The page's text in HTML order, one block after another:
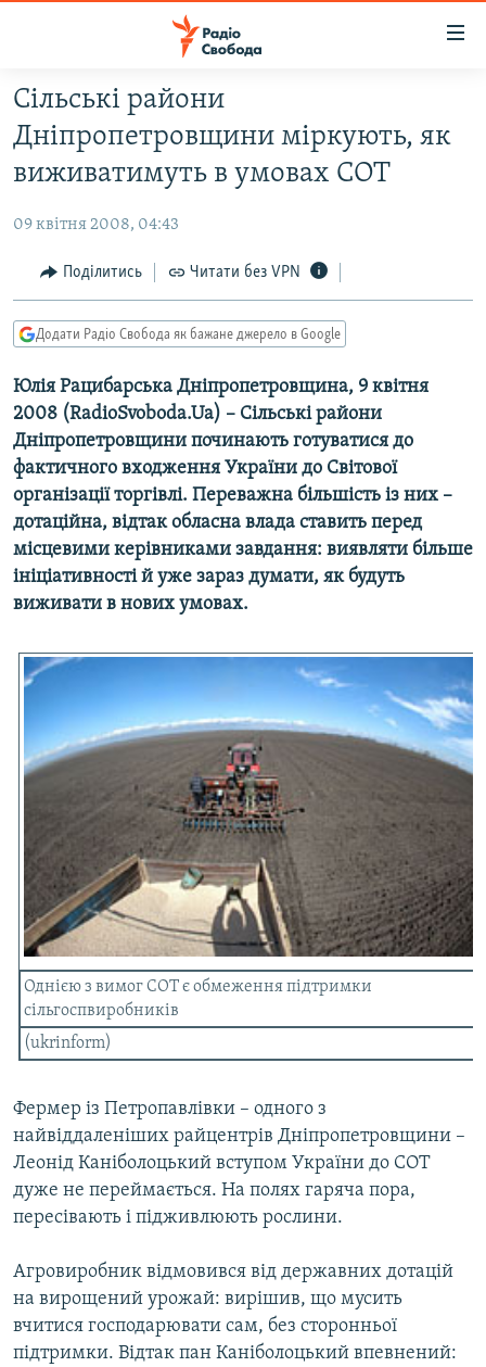
Перейти
до
основного
матеріалу
до
навігації
Перейти
до
РАДІО СВОБОДА – 70 РОКІВ
ВСЕ ЗА ДОБУ
ПОЛІТИКА
ЕКОНОМІКА
КУЛЬТУРА
СПОРТ
УКРАЇНА
СВІТ
ВІЙНА
РОСІЙСЬКА «ФІЛЬТРАЦІЯ»
КРИМ.РЕАЛІЇ
ТИ ЯК?
СХЕМИ
КИТАЙ.ВИКЛИКИ
МУЛЬТИМЕДІА
ФОТО
СПЕЦПРОЄКТИ
КРИМ РЕАЛІЇ
УКР
ДОЛУЧАЙСЯ!
Усі сайти RFE/RL
Сільські райони
Дніпропетровщини міркують, як
виживатимуть в умовах СОТ
09 квітня 2008, 04:43
Поділитись Читати без VPN
Додати Радіо Свобода як бажане джерело в Google
Юлія Рацибарська Дніпропетровщина, 9 квітня
2008 (RadioSvoboda.Ua) – Сільські райони
Дніпропетровщини починають готуватися до
фактичного входження України до Світової
організації торгівлі. Переважна більшість із них –
дотаційна, відтак обласна влада ставить перед
місцевими керівниками завдання: виявляти більше
ініціативності й уже зараз думати, як будуть
виживати в нових умовах.
Однією з вимог СОТ є обмеження підтримки
сільгоспвиробників
(ukrinform)
Фермер із Петропавлівки – одного з
найвіддаленіших райцентрів Дніпропетровщини –
Леонід Каніболоцький вступом України до СОТ
дуже не переймається. На полях гаряча пора,
пересівають і підживлюють рослини.
Агровиробник відмовився від державних дотацій
на вирощений урожай: вирішив, що мусить
вчитися господарювати сам, без сторонньої
підтримки. Відтак пан Каніболоцький впевнений: